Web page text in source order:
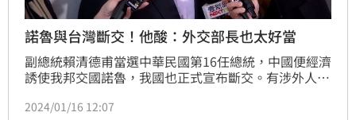
諾魯與台灣斷交！他酸：外交部長也太好當
副總統賴清德甫當選中華民國第16任總統，中國便經濟
誘使我邦交國諾魯，我國也正式宣布斷交。有涉外人士
新台幣26億元的財政缺口，是「台諾關係最後一根稻
2024/01/16 12:07